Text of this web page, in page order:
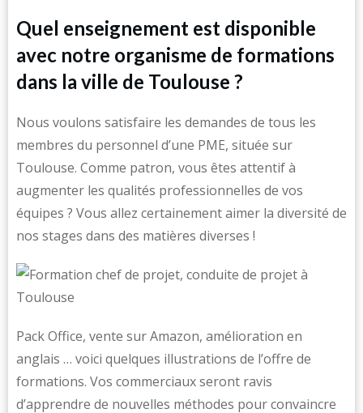
Quel enseignement est disponible
avec notre organisme de formations
dans la ville de Toulouse ?
Nous voulons satisfaire les demandes de tous les
membres du personnel d’une PME, située sur
Toulouse. Comme patron, vous êtes attentif à
augmenter les qualités professionnelles de vos
équipes ? Vous allez certainement aimer la diversité de
nos stages dans des matières diverses !
Pack Office, vente sur Amazon, amélioration en
anglais … voici quelques illustrations de l’offre de
formations. Vos commerciaux seront ravis
d’apprendre de nouvelles méthodes pour convaincre